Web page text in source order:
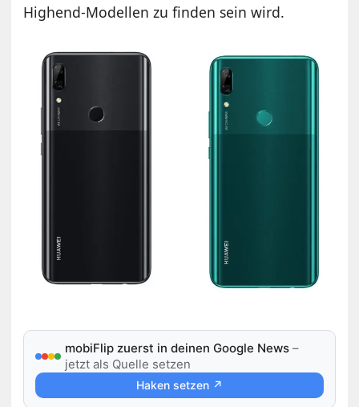
Highend-Modellen zu finden sein wird.
mobiFlip zuerst in deinen Google News –
jetzt als Quelle setzen
Haken setzen ↗